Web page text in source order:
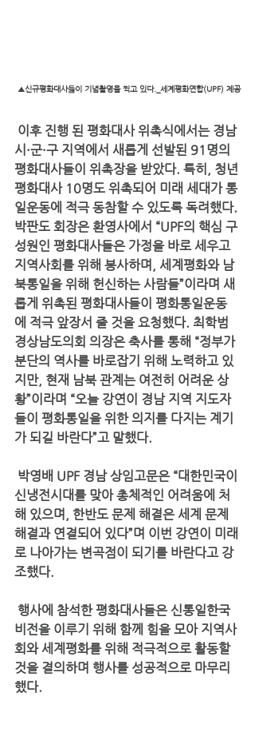
▲신규평화대사듫이 기념촬영을 찍고 있다._세계평화연합(UPF) 제공
시·군·구 지역에서 새롭게 선발된 91명의
평화대사들이 위촉장을 받았다. 특히, 청년
평화대사 10명도 위촉되어 미래 세대가 통
일운동에 적극 동참할 수 있도록 독려했다.
박판도 회장은 환영사에서 “UPF의 핵심 구
성원인 평화대사들은 가정을 바로 세우고
지역사회를 위해 봉사하며, 세계평화와 남
북통일을 위해 헌신하는 사람들”이라며 새
롭게 위촉된 평화대사들이 평화통일운동
에 적극 앞장서 줄 것을 요청했다. 최학범
경상남도의회 의장은 축사를 통해 “정부가
분단의 역사를 바로잡기 위해 노력하고 있
지만, 현재 남북 관계는 여전히 어려운 상
황”이라며 “오늘 강연이 경남 지역 지도자
들이 평화통일을 위한 의지를 다지는 계기
가 되길 바란다”고 말했다.
박영배 UPF 경남 상임고문은 “대한민국이
신냉전시대를 맞아 총체적인 어려움에 처
해 있으며, 한반도 문제 해결은 세계 문제
해결과 연결되어 있다”며 이번 강연이 미래
로 나아가는 변곡점이 되기를 바란다고 강
조했다.
행사에 참석한 평화대사들은 신통일한국
비전을 이루기 위해 함께 힘을 모아 지역사
회와 세계평화를 위해 적극적으로 활동할
것을 결의하며 행사를 성공적으로 마무리
했다.